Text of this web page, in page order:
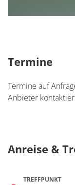
Termine
Termine auf
Anbieter
Anreise &
TREFFPUNKT